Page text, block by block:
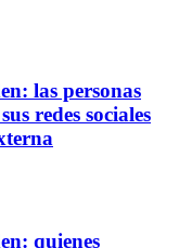
las personas
redes sociales
quienes